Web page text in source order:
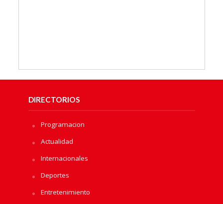
DIRECTORIOS
Programacion
Actualidad
Internacionales
Deportes
Entretenimiento